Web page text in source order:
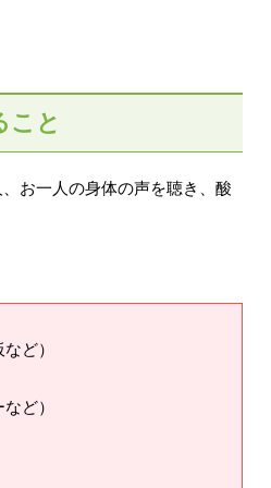
こと
お一人の身体の声を聴き、酸
ど）
ど）